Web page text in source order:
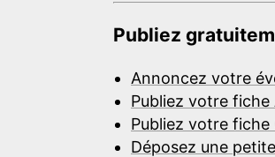
Publiez
Annoncez votre
Publiez votre
Publiez votre fiche
Déposez une